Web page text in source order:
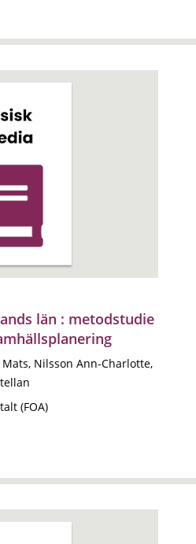
län : metodstudie
Nilsson Ann-Charlotte,
(FOA)